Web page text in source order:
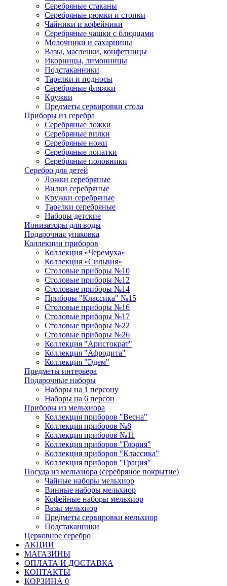
Серебряные стаканы
Серебряные рюмки и стопки
Чайники и кофейники
Серебряные чашки с блюдцами
Молочники и сахарницы
Вазы, масленки, конфетницы
Икорницы, лимонницы
Подстаканники
Тарелки и подносы
Серебряные фляжки
Кружки
Предметы сервировки стола
Приборы из серебра
Серебряные ложки
Серебряные вилки
Серебряные ножи
Серебряные лопатки
Серебряные половники
Серебро для детей
Ложки серебряные
Вилки серебряные
Кружки серебряные
Тарелки серебряные
Наборы детские
Ионизаторы для воды
Подарочная упаковка
Коллекции приборов
Коллекция «Черемуха»
Коллекция «Сильвия»
Столовые приборы №10
Столовые приборы №12
Столовые приборы №14
Приборы "Классика" №15
Столовые приборы №16
Столовые приборы №17
Столовые приборы №22
Столовые приборы №26
Коллекция "Аристократ"
Коллекция "Афродита"
Коллекция "Эдем"
Предметы интерьера
Подарочные наборы
Наборы на 1 персону
Наборы на 6 персон
Приборы из мельхиора
Коллекция приборов "Весна"
Коллекция приборов №8
Коллекция приборов №11
Коллекция приборов "Глория"
Коллекция приборов "Классика"
Коллекция приборов "Грация"
Посуда из мельхиора (серебряное покрытие)
Чайные наборы мельхиор
Винные наборы мельхиор
Кофейные наборы мельхиор
Вазы мельхиор
Предметы сервировки мельхиор
Подстаканники
Церковное серебро
АКЦИИ
МАГАЗИНЫ
ОПЛАТА И ДОСТАВКА
КОНТАКТЫ
КОРЗИНА 0